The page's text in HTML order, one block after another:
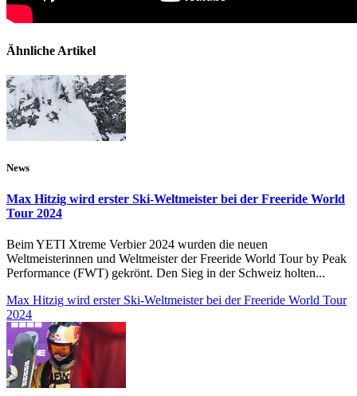
Ähnliche Artikel
News
Max Hitzig wird erster Ski-Weltmeister bei der Freeride World
Tour 2024
Beim YETI Xtreme Verbier 2024 wurden die neuen
Weltmeisterinnen und Weltmeister der Freeride World Tour by Peak
Performance (FWT) gekrönt. Den Sieg in der Schweiz holten...
Max Hitzig wird erster Ski-Weltmeister bei der Freeride World Tour
2024